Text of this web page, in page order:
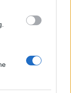
city-epitese.html